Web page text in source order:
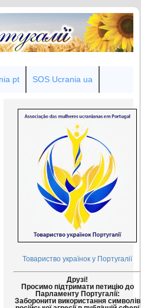
pt SOS Ucrania ua
Товариство українок у Португалії
Друзі!
Просимо підтримати петицію до
Парламенту Португалії:
Заборонити використання символів